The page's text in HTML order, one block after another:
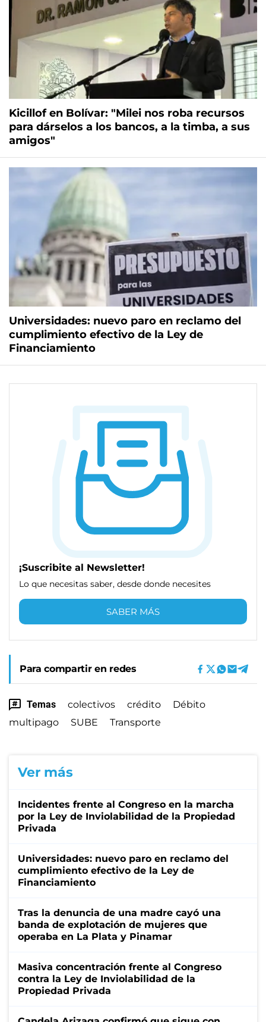
Kicillof en Bolívar: "Milei nos roba recursos
para dárselos a los bancos, a la timba, a sus
amigos"
Universidades: nuevo paro en reclamo del
cumplimiento efectivo de la Ley de
Financiamiento
¡Suscribite al Newsletter!
Lo que necesitas saber, desde donde necesites
SABER MÁS
Para compartir en redes
Temas colectivos crédito
Débito
multipago
SUBE Transporte
Ver más
Incidentes frente al Congreso en la marcha
por la Ley de Inviolabilidad de la Propiedad
Privada
Universidades: nuevo paro en reclamo del
cumplimiento efectivo de la Ley de
Financiamiento
Tras la denuncia de una madre cayó una
banda de explotación de mujeres que
operaba en La Plata y Pinamar
Masiva concentración frente al Congreso
contra la Ley de Inviolabilidad de la
Propiedad Privada